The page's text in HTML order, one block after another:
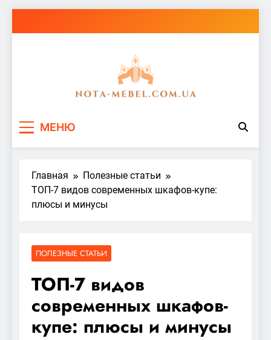
МЕНЮ
Главная
Полезные статьи
ТОП-7 видов современных шкафов-купе:
плюсы и минусы
ПОЛЕЗНЫЕ СТАТЬИ
ТОП-7 видов
современных шкафов-
купе: плюсы и минусы